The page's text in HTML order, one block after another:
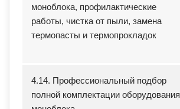
моноблока, профилактические
работы, чистка от пыли, замена
термопасты и термопрокладок
4.14. Профессиональный подбор
полной комплектации оборудования